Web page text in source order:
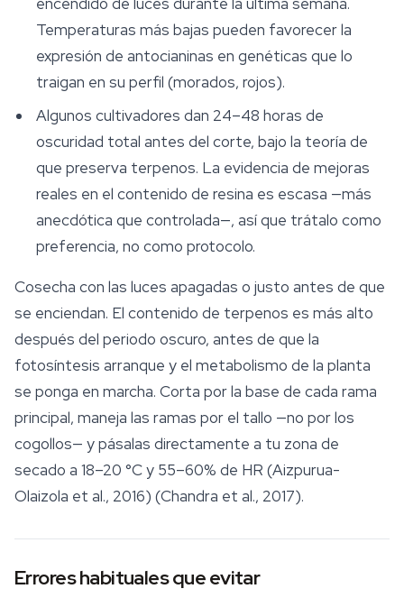
Temperaturas más bajas pueden favorecer la
expresión de antocianinas en genéticas que lo
traigan en su perfil (morados, rojos).
Algunos cultivadores dan 24–48 horas de
oscuridad total antes del corte, bajo la teoría de
que preserva terpenos. La evidencia de mejoras
reales en el contenido de resina es escasa —más
anecdótica que controlada—, así que trátalo como
preferencia, no como protocolo.
Cosecha con las luces apagadas o justo antes de que
se enciendan. El contenido de terpenos es más alto
después del periodo oscuro, antes de que la
fotosíntesis arranque y el metabolismo de la planta
se ponga en marcha. Corta por la base de cada rama
principal, maneja las ramas por el tallo —no por los
cogollos— y pásalas directamente a tu zona de
secado a 18–20 °C y 55–60% de HR (Aizpurua-
Olaizola et al., 2016) (Chandra et al., 2017).
Errores habituales que evitar